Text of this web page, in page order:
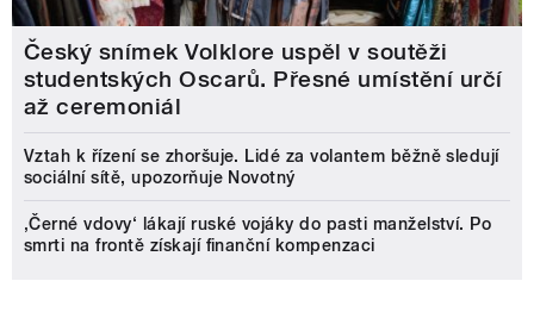
Český snímek Volklore uspěl v soutěži
studentských Oscarů. Přesné umístění určí
až ceremoniál
Vztah k řízení se zhoršuje. Lidé za volantem běžně sledují
sociální sítě, upozorňuje Novotný
‚Černé vdovy‘ lákají ruské vojáky do pasti manželství. Po
smrti na frontě získají finanční kompenzaci